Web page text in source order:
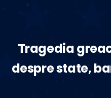
Tragedia
despre state,